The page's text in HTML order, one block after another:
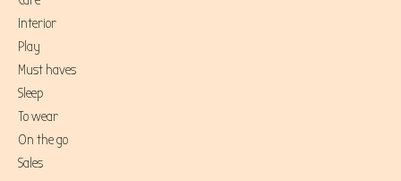
Interior
Play
Must haves
Sleep
To wear
On the go
Sales